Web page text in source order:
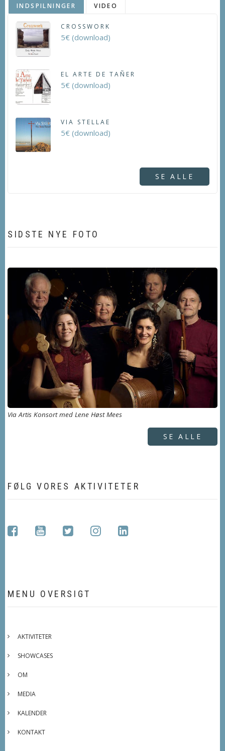
INDSPILNINGER VIDEO
CROSSWORK
5€ (download)
EL ARTE DE TAÑER
5€ (download)
VIA STELLAE
5€ (download)
SE ALLE
SIDSTE NYE FOTO
Via Artis Konsort med Lene Høst Mees
SE ALLE
FØLG VORES AKTIVITETER
facebookyoutubetwitterinstagramlinkedin
MENU OVERSIGT
AKTIVITETER
SHOWCASES
OM
MEDIA
KALENDER
KONTAKT